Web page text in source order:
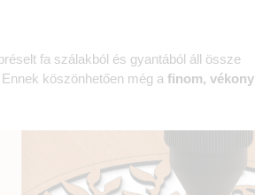
fa szálakból és gyantából áll össze
Ennek köszönhetően még a finom, vékony